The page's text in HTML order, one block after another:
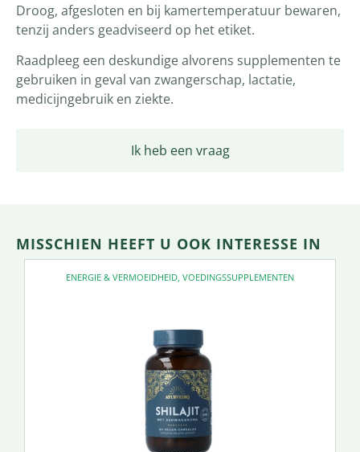
Ik heb een vraag
Droog, afgesloten en bij kamertemperatuur bewaren,
tenzij anders geadviseerd op het etiket.
Raadpleeg een deskundige alvorens supplementen te
gebruiken in geval van zwangerschap, lactatie,
medicijngebruik en ziekte.
MISSCHIEN HEEFT U OOK INTERESSE IN
ENERGIE & VERMOEIDHEID VOEDINGSSUPPLEMENTEN